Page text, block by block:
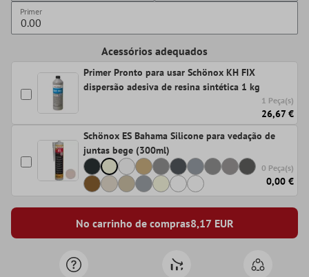
Primer
Acessórios adequados
Primer Pronto para usar Schönox KH FIX
dispersão adesiva de resina sintética 1 kg
1 Peça(s)
26,67 €
Schönox ES Bahama Silicone para vedação de
juntas bege (300ml)
0 Peça(s)
0,00 €
No carrinho de compras8,17 EUR